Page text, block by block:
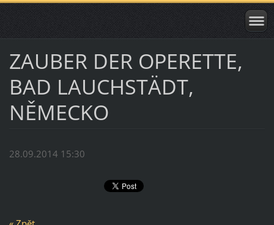
ZAUBER DER OPERETTE,
BAD LAUCHSTÄDT,
NĚMECKO
28.09.2014 15:30